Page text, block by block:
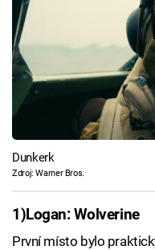
Dunkerk
Zdroj: Warner Bros.
1)Logan: Wolverine
První místo bylo